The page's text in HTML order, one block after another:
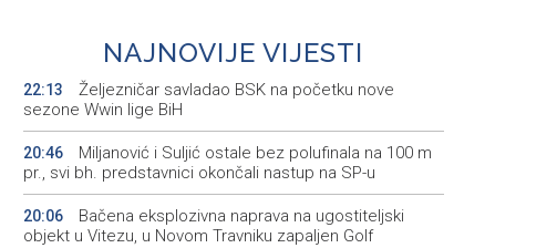
NAJNOVIJE VIJESTI
22:13
Željezničar savladao BSK na početku nove
sezone Wwin lige BiH
20:46
Miljanović i Suljić ostale bez polufinala na 100 m
pr., svi bh. predstavnici okončali nastup na SP-u
20:06
Bačena eksplozivna naprava na ugostiteljski
objekt u Vitezu, u Novom Travniku zapaljen Golf